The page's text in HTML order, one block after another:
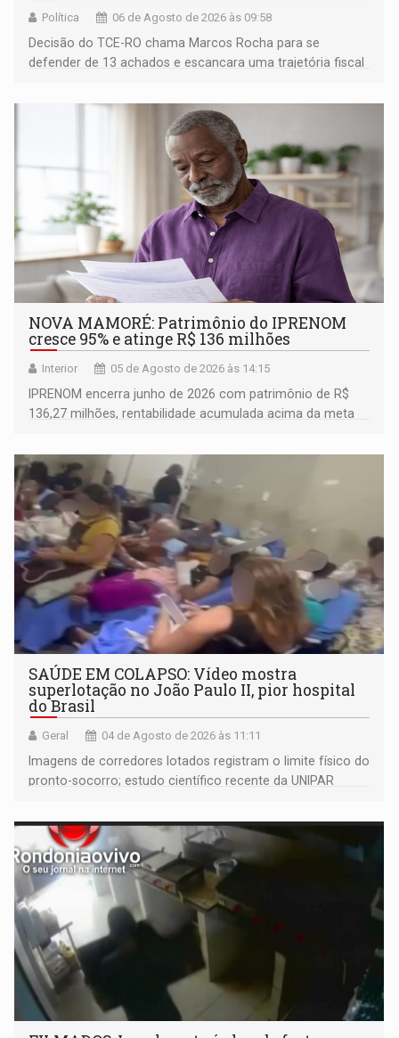
Política 06 de Agosto de 2026 às 09:58
Decisão do TCE-RO chama Marcos Rocha para se
defender de 13 achados e escancara uma trajetória fiscal
mandato
NOVA MAMORÉ: Patrimônio do IPRENOM
cresce 95% e atinge R$ 136 milhões
Interior 05 de Agosto de 2026 às 14:15
IPRENOM encerra junho de 2026 com patrimônio de R$
136,27 milhões, rentabilidade acumulada acima da meta
SAÚDE EM COLAPSO: Vídeo mostra
superlotação no João Paulo II, pior hospital
do Brasil
Geral 04 de Agosto de 2026 às 11:11
Imagens de corredores lotados registram o limite físico do
pronto-socorro; estudo científico recente da UNIPAR
amarga até 29 dias de espera por transferências devido
ao colapso de fluxo da regulação